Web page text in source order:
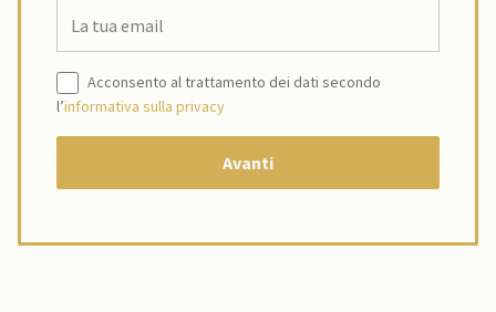
Acconsento al trattamento dei dati secondo
l’informativa sulla privacy